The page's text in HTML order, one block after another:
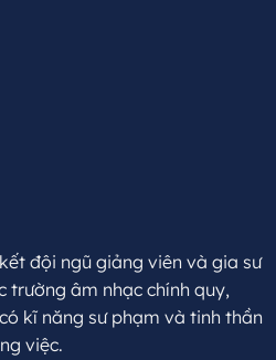
đội ngũ giảng viên và gia sư
trường âm nhạc chính quy,
kĩ năng sư phạm và tinh thần
việc.